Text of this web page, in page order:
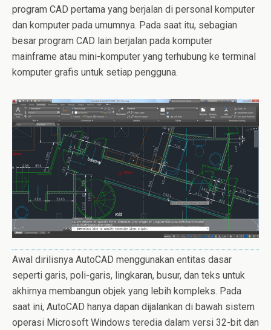
program CAD pertama yang berjalan di personal komputer
dan komputer pada umumnya. Pada saat itu, sebagian
besar program CAD lain berjalan pada komputer
mainframe atau mini-komputer yang terhubung ke terminal
komputer grafis untuk setiap pengguna.
Awal dirilisnya AutoCAD menggunakan entitas dasar
seperti garis, poli-garis, lingkaran, busur, dan teks untuk
akhirnya membangun objek yang lebih kompleks. Pada
saat ini, AutoCAD hanya dapan dijalankan di bawah sistem
operasi Microsoft Windows teredia dalam versi 32-bit dan